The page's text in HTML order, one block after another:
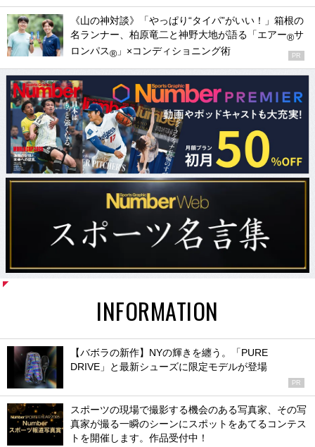
《山の神対談》「やっぱり“タイパ”がいい！」箱根の
名ランナー、柏原竜二と神野大地が語る「エアー®サ
ロンパス® 」×コンディショニング術 PR
INFORMATION
【バボラの新作】NYの輝きを纏う。「PURE
DRIVE」と最新シューズに限定モデルが登場
PR
スポーツの現場で撮影する機会のある写真家、その写
真家が撮る一瞬のシーンにスポットをあてるコンテス
トを開催します。作品受付中！